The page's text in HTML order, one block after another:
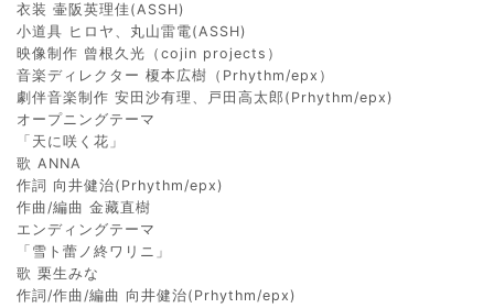
衣装 壷阪英理佳(ASSH)
小道具 ヒロヤ、丸山雷電(ASSH)
映像制作 曾根久光（cojin projects）
音楽ディレクター 榎本広樹（Prhythm/epx）
劇伴音楽制作 安田沙有理、戸田高太郎(Prhythm/epx)
オープニングテーマ
「天に咲く花」
歌 ANNA
作詞 向井健治(Prhythm/epx)
作曲/編曲 金藏直樹
エンディングテーマ
「雪ト蕾ノ終ワリニ」
歌 栗生みな
作詞/作曲/編曲 向井健治(Prhythm/epx)